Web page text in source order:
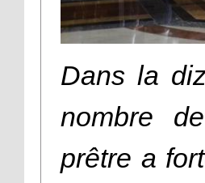
Dans la
nombre
prêtre a